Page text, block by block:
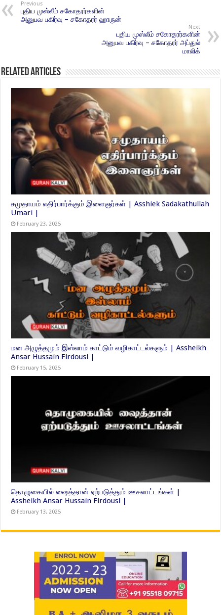
Previous
புதிய முஸ்லீம் சகோதரர்களின்
அனுபவ பகிர்வு – சகோதரர் ஹாருன்
Next
புதிய முஸ்லீம் சகோதரர்களின்
அனுபவ பகிர்வு – சகோதரர் அப்துல்
மாலிக்
Related Articles
சமுதாயம் எதிர்பார்க்கும் இளைஞர்கள் | Asshiek Sadakathullah
Umari |
February 23, 2025
மன அழுத்தமும் இஸ்லாம் காட்டும் வழிகாட்டல்களும் | Assheikh
Ansar Hussain Firdousi |
February 15, 2025
தொழுகையில் ஷைத்தான் ஏற்படுத்தும் ஊசலாட்டங்கள் |
Assheikh Ansar Hussain Firdousi |
February 13, 2025